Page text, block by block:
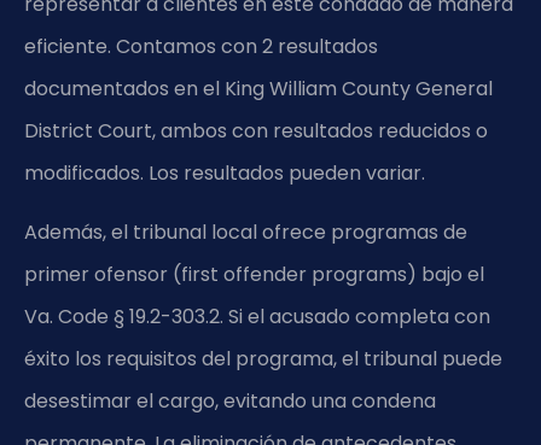
eficiente. Contamos con 2 resultados
documentados en el King William County General
District Court, ambos con resultados reducidos o
modificados. Los resultados pueden variar.
Además, el tribunal local ofrece programas de
primer ofensor (first offender programs) bajo el
Va. Code § 19.2-303.2. Si el acusado completa con
éxito los requisitos del programa, el tribunal puede
desestimar el cargo, evitando una condena